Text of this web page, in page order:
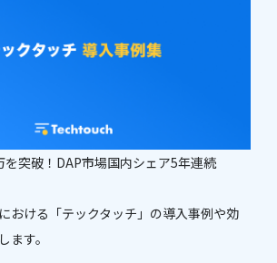
突破！DAP市場国内シェア5年連続
おける「テックタッチ」の導入事例や効
ます。